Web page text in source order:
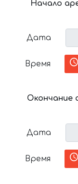
Начало
Дата
Время
Окончание
Дата
Время